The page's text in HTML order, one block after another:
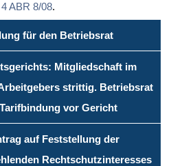
ABR 8/08.
für den Betriebsrat
Mitgliedschaft im
strittig. Betriebsrat
vor Gericht
auf Feststellung der
Rechtschutzinteresses